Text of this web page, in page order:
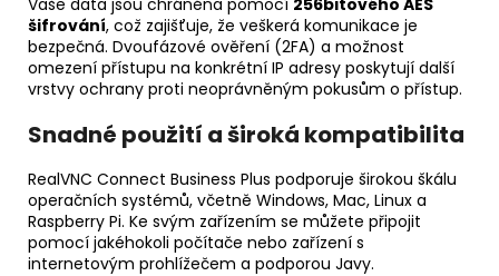
šifrování, což zajišťuje, že veškerá komunikace je
bezpečná. Dvoufázové ověření (2FA) a možnost
omezení přístupu na konkrétní IP adresy poskytují další
vrstvy ochrany proti neoprávněným pokusům o přístup.
Snadné použití a široká kompatibilita
RealVNC Connect Business Plus podporuje širokou škálu
operačních systémů, včetně Windows, Mac, Linux a
Raspberry Pi. Ke svým zařízením se můžete připojit
pomocí jakéhokoli počítače nebo zařízení s
internetovým prohlížečem a podporou Javy.